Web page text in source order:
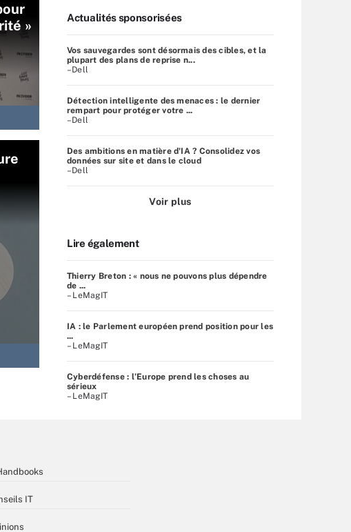
»
Actualités sponsorisées
Vos sauvegardes sont désormais des cibles, et la
plupart des plans de reprise n...
–Dell
Détection intelligente des menaces : le dernier
rempart pour protéger votre ...
–Dell
Des ambitions en matière d'IA ? Consolidez vos
données sur site et dans le cloud
–Dell
Voir plus
Lire également
Thierry Breton : « nous ne pouvons plus dépendre
de ...
– LeMagIT
IA : le Parlement européen prend position pour les
...
– LeMagIT
Cyberdéfense : l’Europe prend les choses au
sérieux
– LeMagIT
IT